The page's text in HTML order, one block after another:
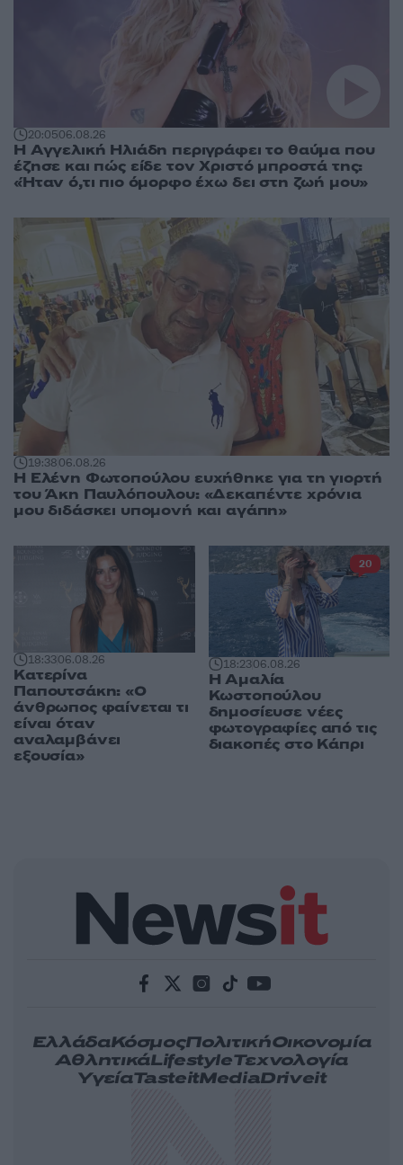
20:0506.08.26
Η Αγγελική Ηλιάδη περιγράφει το θαύμα που
έζησε και πώς είδε τον Χριστό μπροστά της:
«Ήταν ό,τι πιο όμορφο έχω δει στη ζωή μου»
19:3806.08.26
Η Ελένη Φωτοπούλου ευχήθηκε για τη γιορτή
του Άκη Παυλόπουλου: «Δεκαπέντε χρόνια
μου διδάσκει υπομονή και αγάπη»
18:3306.08.26
Κατερίνα
Παπουτσάκη: «Ο
άνθρωπος φαίνεται τι
είναι όταν
αναλαμβάνει
εξουσία»
18:2306.08.26
Η Αμαλία
Κωστοπούλου
δημοσίευσε νέες
φωτογραφίες από τις
διακοπές στο Κάπρι
20
ΕλλάδαΚόσμοςΠολιτικήΟικονομία
ΑθλητικάLifestyleΤεχνολογία
ΥγείαTasteitMediaDriveit